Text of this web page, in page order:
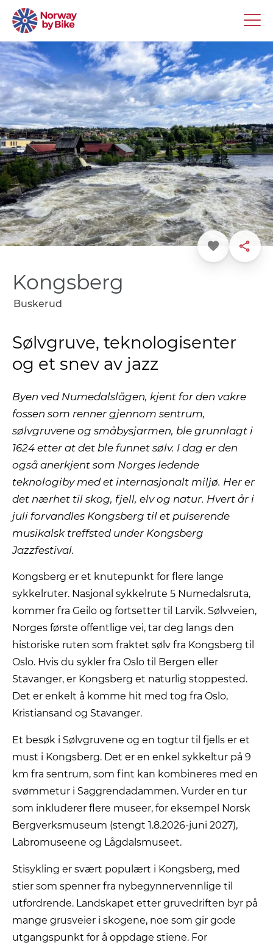
Favoritt Dele
Kongsberg
Buskerud
Sølvgruve, teknologisenter
og et snev av jazz
Byen ved Numedalslågen, kjent for den vakre
fossen som renner gjennom sentrum,
sølvgruvene og småbysjarmen, ble grunnlagt i
1624 etter at det ble funnet sølv. I dag er den
også anerkjent som Norges ledende
teknologiby med et internasjonalt miljø. Her er
det nærhet til skog, fjell, elv og natur. Hvert år i
juli forvandles Kongsberg til et pulserende
musikalsk treffsted under Kongsberg
Jazzfestival.
Kongsberg er et knutepunkt for flere lange
sykkelruter. Nasjonal sykkelrute 5 Numedalsruta,
kommer fra Geilo og fortsetter til Larvik. Sølvveien,
Norges første offentlige vei, tar deg langs den
historiske ruten som fraktet sølv fra Kongsberg til
Oslo. Hvis du sykler fra Oslo til Bergen eller
Stavanger, er Kongsberg et naturlig stoppested.
Det er enkelt å komme hit med tog fra Oslo,
Kristiansand og Stavanger.
Et besøk i Sølvgruvene og en togtur til fjells er et
must i Kongsberg. Det er en enkel sykkeltur på 9
km fra sentrum, som fint kan kombineres med en
svømmetur i Saggrendadammen. Vurder en tur
som inkluderer flere museer, for eksempel Norsk
Bergverksmuseum (stengt 1.8.2026-juni 2027),
Labromuseene og Lågdalsmuseet.
Stisykling er svært populært i Kongsberg, med
stier som spenner fra nybegynnervennlige til
utfordrende. Landskapet etter gruvedriften byr på
mange grusveier i skogene, noe som gir gode
utgangspunkt for å oppdage stiene. For